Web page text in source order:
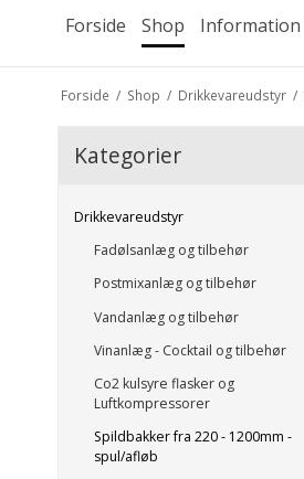
Forside Shop Information
Forside / Shop / Drikkevareudstyr /
Kategorier
Drikkevareudstyr
Fadølsanlæg og tilbehør
Postmixanlæg og tilbehør
Vandanlæg og tilbehør
Vinanlæg - Cocktail og tilbehør
Co2 kulsyre flasker og
Luftkompressorer
Spildbakker fra 220 - 1200mm -
spul/afløb